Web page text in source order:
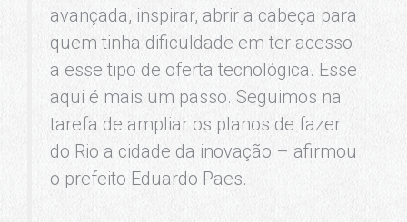
avançada, inspirar, abrir a cabeça para
quem tinha dificuldade em ter acesso
a esse tipo de oferta tecnológica. Esse
aqui é mais um passo. Seguimos na
tarefa de ampliar os planos de fazer
do Rio a cidade da inovação – afirmou
o prefeito Eduardo Paes.